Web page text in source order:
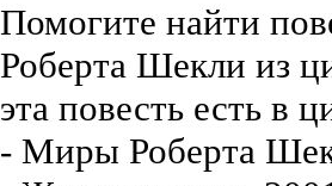
Помогите найти
Роберта Шекли из
эта повесть есть в
- Миры Роберта